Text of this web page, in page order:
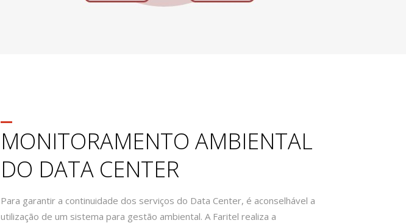
MONITORAMENTO AMBIENTAL
DO DATA CENTER
Para garantir a continuidade dos serviços do Data Center, é aconselhável a
utilização de um sistema para gestão ambiental. A Faritel realiza a